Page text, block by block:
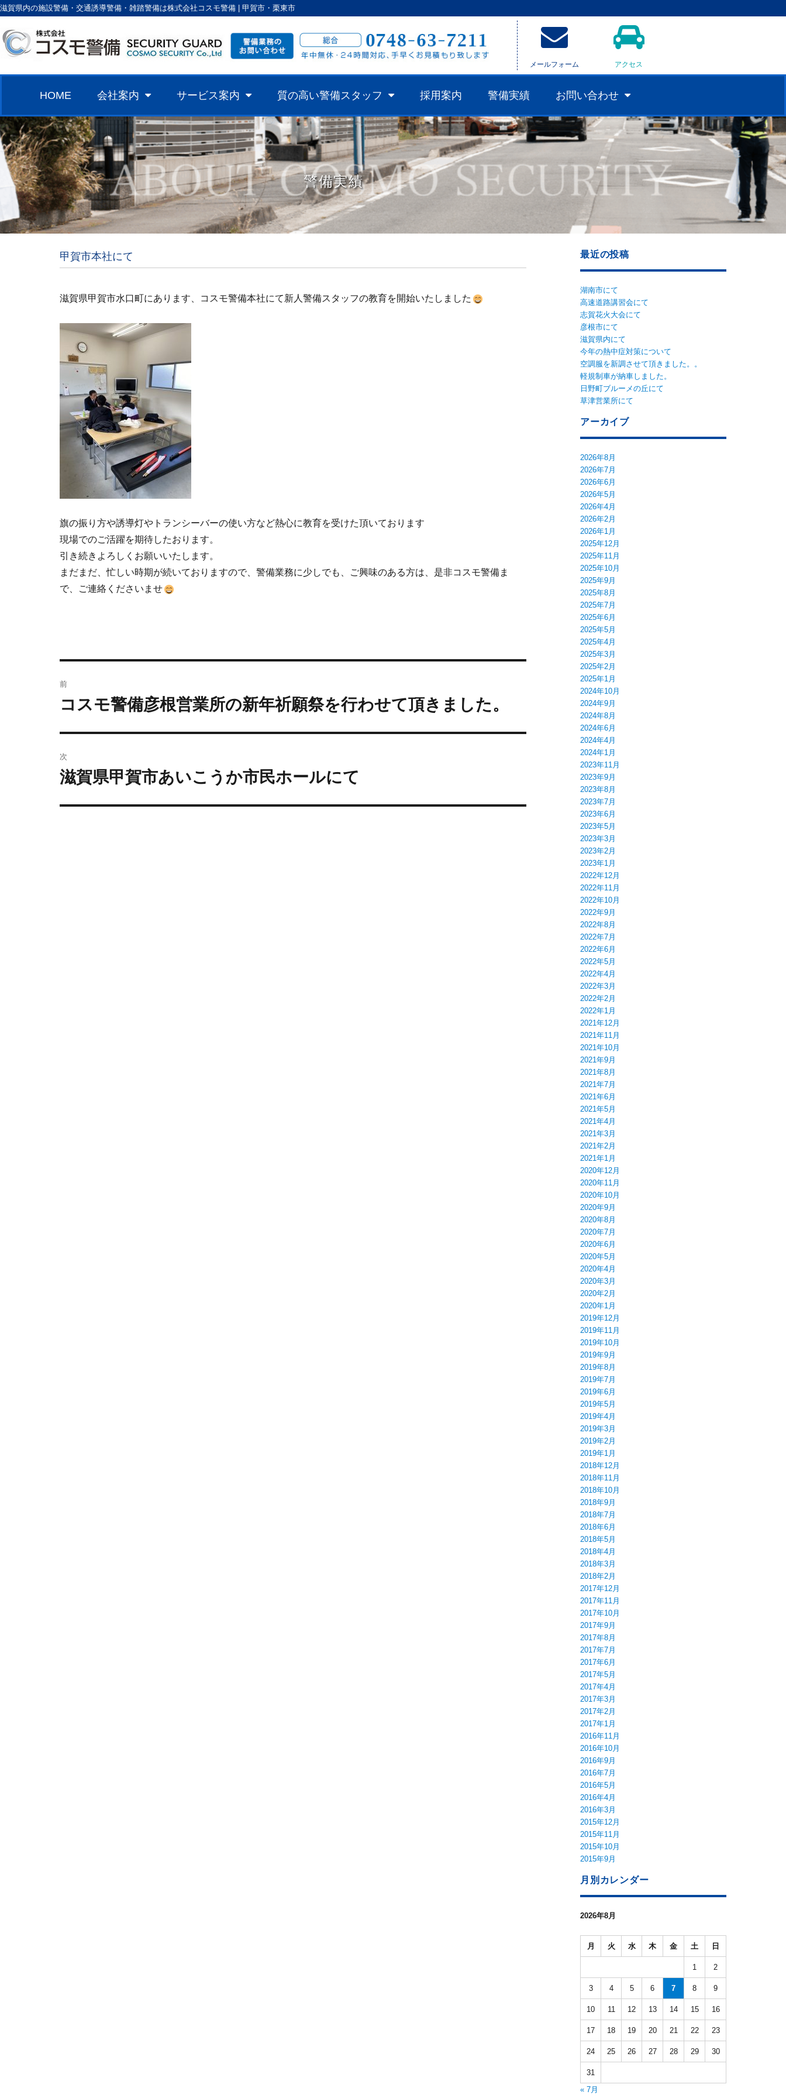
滋賀県内の施設警備・交通誘導警備・雑踏警備は株式会社コスモ警備 | 甲賀市・栗東市
メールフォーム アクセス
HOME 会社案内 サービス案内 質の高い警備スタッフ 採用案内 警備実績 お問い合わせ
警備実績
甲賀市本社にて
滋賀県甲賀市水口町にあります、コスモ警備本社にて新人警備スタッフの教育を開始いたしました
旗の振り方や誘導灯やトランシーバーの使い方など熱心に教育を受けた頂いております
現場でのご活躍を期待したおります。
引き続きよろしくお願いいたします。
まだまだ、忙しい時期が続いておりますので、警備業務に少しでも、ご興味のある方は、是非コスモ警備ま
で、ご連絡くださいませ
前
コスモ警備彦根営業所の新年祈願祭を行わせて頂きました。
次
滋賀県甲賀市あいこうか市民ホールにて
最近の投稿
湖南市にて
高速道路講習会にて
志賀花火大会にて
彦根市にて
滋賀県内にて
今年の熱中症対策について
空調服を新調させて頂きました。。
軽規制車が納車しました。
日野町ブルーメの丘にて
草津営業所にて
アーカイブ
2026年8月
2026年7月
2026年6月
2026年5月
2026年4月
2026年2月
2026年1月
2025年12月
2025年11月
2025年10月
2025年9月
2025年8月
2025年7月
2025年6月
2025年5月
2025年4月
2025年3月
2025年2月
2025年1月
2024年10月
2024年9月
2024年8月
2024年6月
2024年4月
2024年1月
2023年11月
2023年9月
2023年8月
2023年7月
2023年6月
2023年5月
2023年3月
2023年2月
2023年1月
2022年12月
2022年11月
2022年10月
2022年9月
2022年8月
2022年7月
2022年6月
2022年5月
2022年4月
2022年3月
2022年2月
2022年1月
2021年12月
2021年11月
2021年10月
2021年9月
2021年8月
2021年7月
2021年6月
2021年5月
2021年4月
2021年3月
2021年2月
2021年1月
2020年12月
2020年11月
2020年10月
2020年9月
2020年8月
2020年7月
2020年6月
2020年5月
2020年4月
2020年3月
2020年2月
2020年1月
2019年12月
2019年11月
2019年10月
2019年9月
2019年8月
2019年7月
2019年6月
2019年5月
2019年4月
2019年3月
2019年2月
2019年1月
2018年12月
2018年11月
2018年10月
2018年9月
2018年7月
2018年6月
2018年5月
2018年4月
2018年3月
2018年2月
2017年12月
2017年11月
2017年10月
2017年9月
2017年8月
2017年7月
2017年6月
2017年5月
2017年4月
2017年3月
2017年2月
2017年1月
2016年11月
2016年10月
2016年9月
2016年7月
2016年5月
2016年4月
2016年3月
2015年12月
2015年11月
2015年10月
2015年9月
月別カレンダー
2026年8月
月 火 水 木 金 土 日
1 2
3 4 5 6 7 8 9
10 11 12 13 14 15 16
17 18 19 20 21 22 23
24 25 26 27 28 29 30
31
« 7月